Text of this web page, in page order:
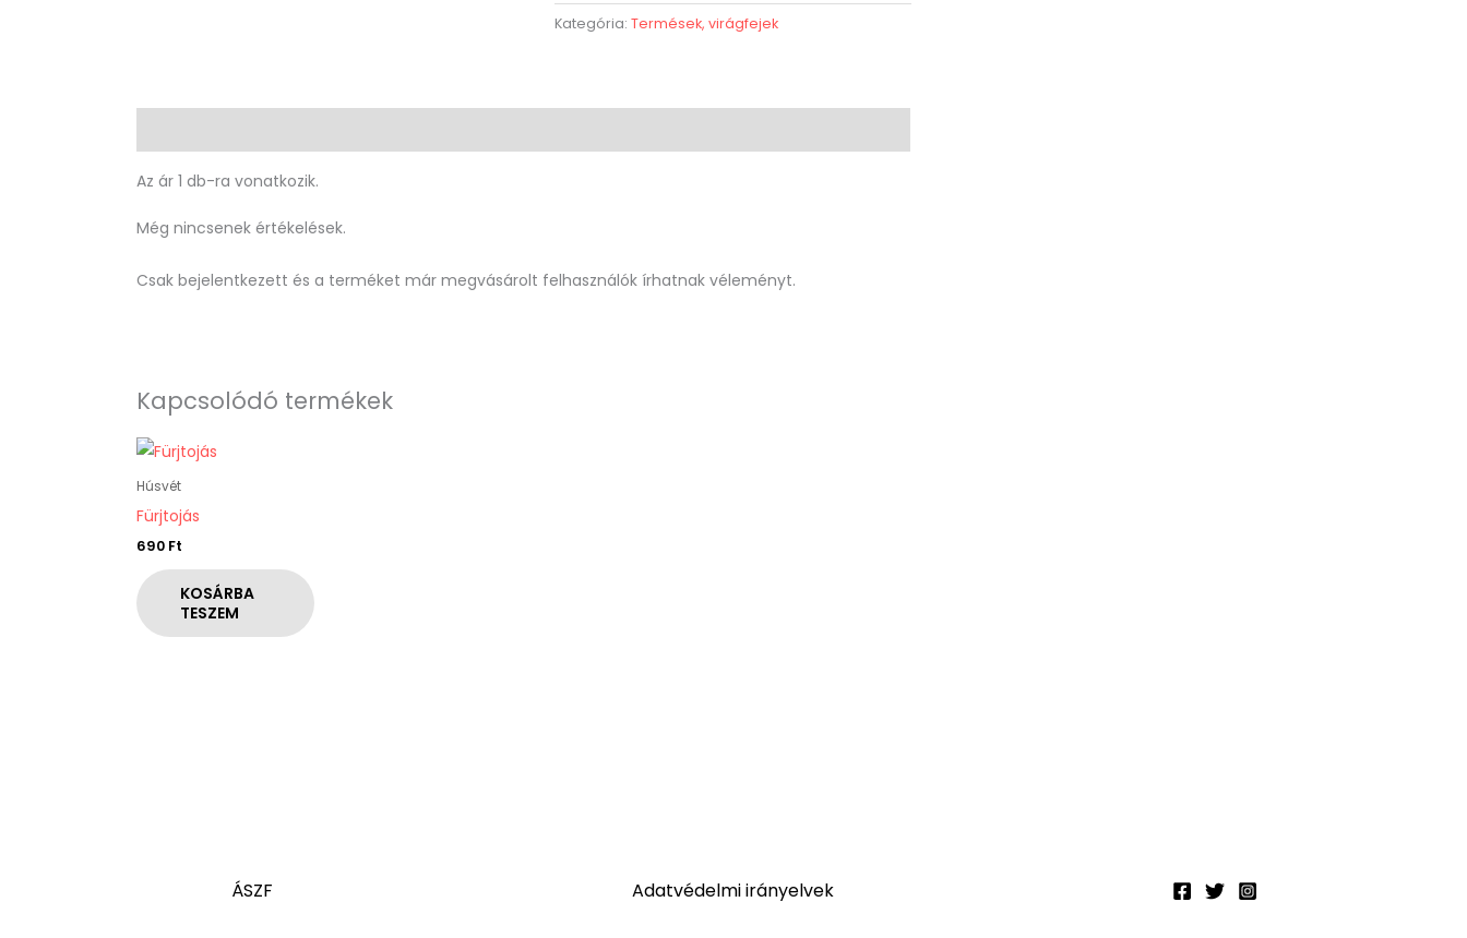
Kategória:Termések, virágfejek
Az ár 1 db-ra vonatkozik.
Még nincsenek értékelések.
Csak bejelentkezett és a terméket már megvásárolt felhasználók írhatnak véleményt.
Kapcsolódó termékek
Húsvét
Fürjtojás
690 Ft
KOSÁRBA
TESZEM
ÁSZF Adatvédelmi irányelvek